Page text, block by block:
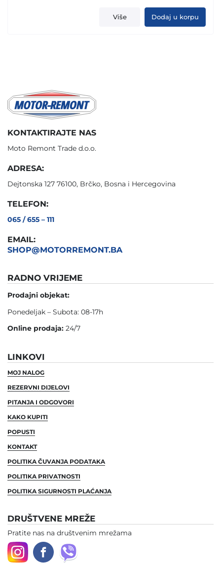
Više Dodaj u korpu
KONTAKTIRAJTE NAS
Moto Remont Trade d.o.o.
ADRESA:
Dejtonska 127 76100, Brčko, Bosna i Hercegovina
TELEFON:
065 / 655 – 111
EMAIL:
SHOP@MOTORREMONT.BA
RADNO VRIJEME
Prodajni objekat:
Ponedeljak – Subota: 08-17h
Online prodaja: 24/7
LINKOVI
MOJ NALOG
REZERVNI DIJELOVI
PITANJA I ODGOVORI
KAKO KUPITI
POPUSTI
KONTAKT
POLITIKA ČUVANJA PODATAKA
POLITIKA PRIVATNOSTI
POLITIKA SIGURNOSTI PLAĆANJA
DRUŠTVENE MREŽE
Pratite nas na društvenim mrežama